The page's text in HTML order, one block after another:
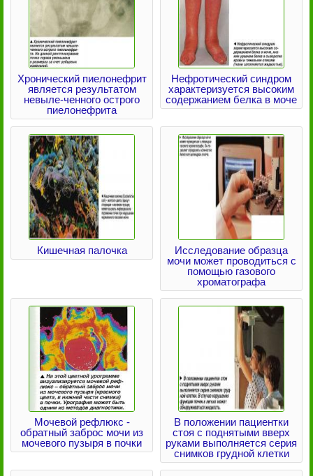
Хронический пиелонефрит
является результатом
невыле-ченного острого
пиелонефрита
Нефротический синдром
характеризуется высоким
содержанием белка в моче
Кишечная палочка
Исследование образца
мочи может проводиться с
помощью газового
хроматографа
Мочевой рефлюкс -
обратный заброс мочи из
мочевого пузыря в почки
В положении пациентки
стоя с поднятыми вверх
руками выполняется серия
снимков грудной клетки